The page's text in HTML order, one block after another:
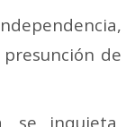
de
se inquieta,